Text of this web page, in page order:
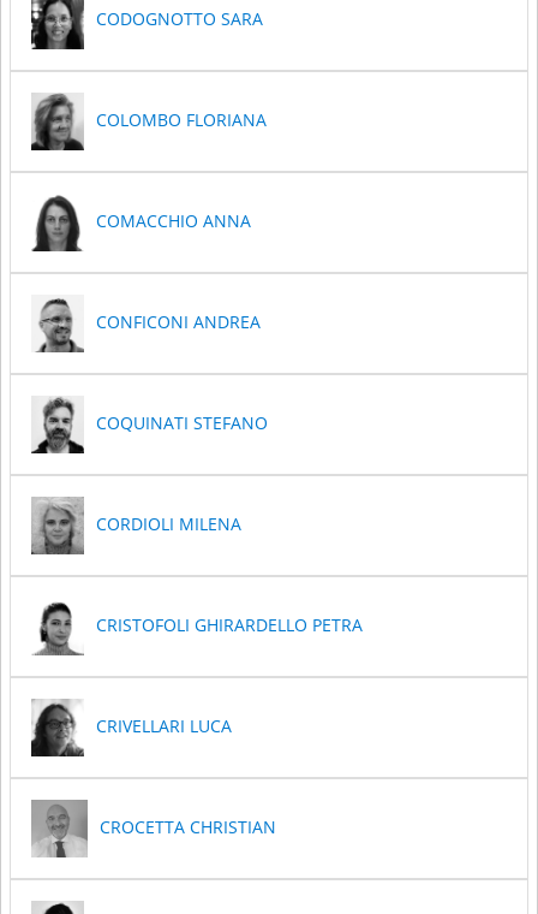
CODOGNOTTO SARA
COLOMBO FLORIANA
COMACCHIO ANNA
CONFICONI ANDREA
COQUINATI STEFANO
CORDIOLI MILENA
CRISTOFOLI GHIRARDELLO PETRA
CRIVELLARI LUCA
CROCETTA CHRISTIAN